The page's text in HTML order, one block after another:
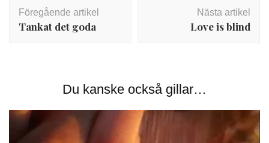
Föregående artikel
Tankat det goda
Nästa artikel
Love is blind
Du kanske också gillar…